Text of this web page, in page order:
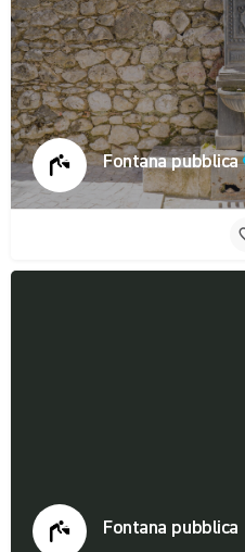
Fontana pubblica
Fontana pubblica